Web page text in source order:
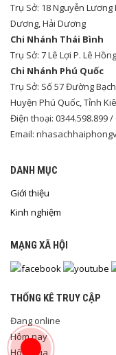
Trụ Sở: 18 Nguyễn Lương
Dương, Hải Dương
Chi Nhánh Thái Bình
Trụ Sở: 7 Lê Lợi P. Lê
Chi Nhánh Phú Quốc
Trụ Sở: Số 57 Đường
Huyện Phú Quốc, Tỉnh
Điện thoại: 0344.598.899 /
Email:
DANH MỤC
Giới thiệu
Kinh nghiệm
MẠNG XÃ HỘI
THỐNG KÊ TRUY CẬP
Đang online
Hôm nay
Hôm qua